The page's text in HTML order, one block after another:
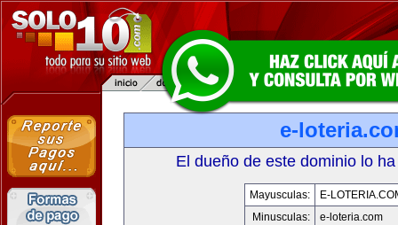
e-
El dueño de este dominio lo
Mayusculas:
E-
Minusculas:
e-loteria.com